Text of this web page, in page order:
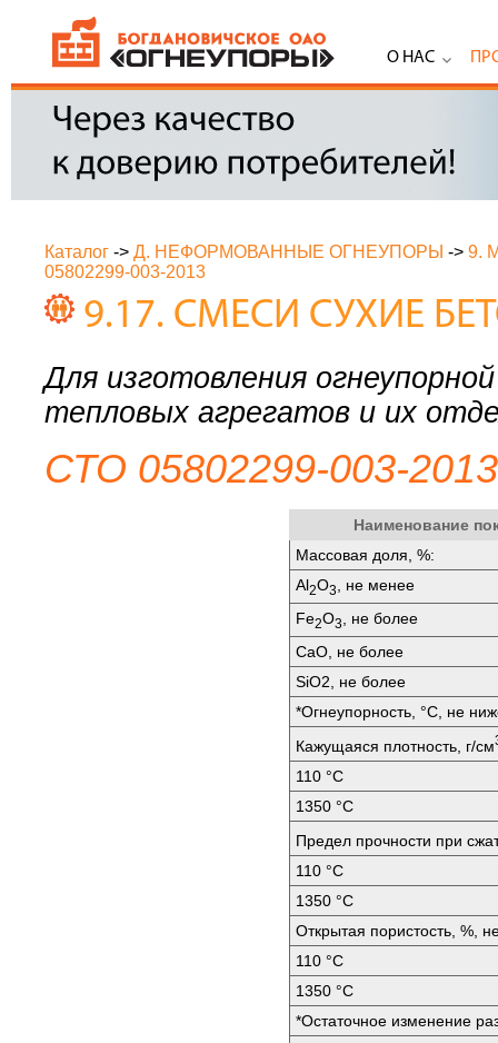
О НАС
Каталог -> Д. НЕФОРМОВАННЫЕ ОГНЕУПОРЫ -> 9.
05802299-003-2013
9.17. СМЕСИ СУХИЕ
Для изготовления
тепловых агрегатов и их
СТО 05802299-003-2013
Наименование
Массовая доля, %:
Аl2O3
, не менее
Fе2O3
, не более
СаО, не более
SiO2, не более
*Огнеупорность, °C, не
Кажущаяся плотность, г/см
110 °C
1350 °C
Предел прочности при
110 °C
1350 °C
Открытая пористость, %,
110 °C
1350 °C
*Остаточное изменение